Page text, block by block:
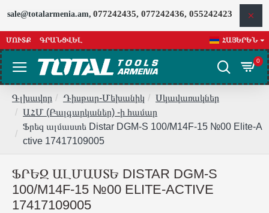
sale@totalarmenia.am, 077242435, 077242436, 055242423
ՄՈՒՏՔ ԳՐԱՆՑՎԵԼ ՀԱՅԵՐԵՆ
0
Գլխավոր Դիսթար-Մեխանիկ
Սկավառակներ
ԱՀՄ (Բալգարկաներ) -ի համար
Ֆրեզ ալմաստե Distar DGM-S 100/M14F-15 №00 Elite-A
ctive 17417109005
ՖՐԵԶ ԱԼՄԱՍՏԵ DISTAR DGM-S
100/M14F-15 №00 ELITE-ACTIVE
17417109005